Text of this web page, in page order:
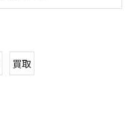
買取